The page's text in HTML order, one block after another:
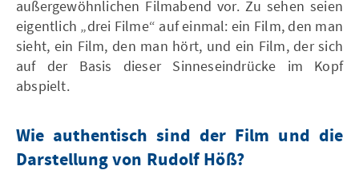
außergewöhnlichen Filmabend vor. Zu sehen seien
eigentlich „drei Filme“ auf einmal: ein Film, den man
sieht, ein Film, den man hört, und ein Film, der sich
auf der Basis dieser Sinneseindrücke im Kopf
abspielt.
Wie authentisch sind der Film und die
Darstellung von Rudolf Höß?